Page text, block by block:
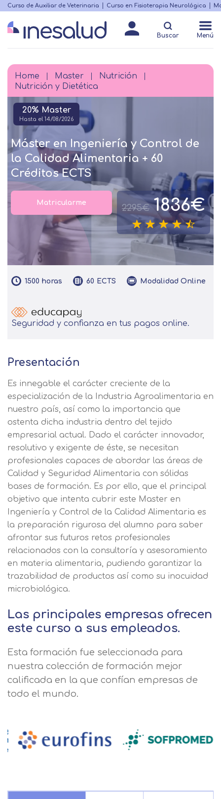
Skip
main
content
Menú
destacado
Curso de Auxiliar de Veterinaria Curso en Fisioterapia Neurológica
Buscar Menú
Breadcrumb
Home Master
Nutrición
Nutrición y Dietética
20% Master
Hasta el 14/08/2026
Máster en Ingeniería y Control de
la Calidad Alimentaria + 60
Créditos ECTS
2295€ 1836€
Matricularme
1500 horas 60 ECTS Modalidad Online
Seguridad y confianza en tus pagos online.
Presentación
Es innegable el carácter creciente de la
especialización de la Industria Agroalimentaria en
nuestro país, así como la importancia que
ostenta dicha industria dentro del tejido
empresarial actual. Dado el carácter innovador,
resolutivo y exigente de éste, se necesitan
profesionales capaces de abordar las áreas de
Calidad y Seguridad Alimentaria con sólidas
bases de formación. Es por ello, que el principal
objetivo que intenta cubrir este Master en
Ingeniería y Control de la Calidad Alimentaria es
la preparación rigurosa del alumno para saber
afrontar sus futuros retos profesionales
relacionados con la consultoría y asesoramiento
en materia alimentaria, pudiendo garantizar la
trazabilidad de productos así como su inocuidad
microbiológica.
Las principales empresas ofrecen
este curso a sus empleados.
Esta formación fue seleccionada para
nuestra colección de formación mejor
calificada en la que confían empresas de
todo el mundo.
Matricularme